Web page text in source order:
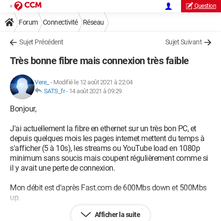
Question
Forum Connectivité Réseau
Sujet Précédent Sujet Suivant
Très bonne fibre mais connexion très faible
Vere_ - Modifié le 12 août 2021 à 22:04
SATS_fr- 14 août 2021 à 09:29
Bonjour,
J'ai actuellement la fibre en ethernet sur un très bon PC, et
depuis quelques mois les pages internet mettent du temps à
s'afficher (5 à 10s), les streams ou YouTube load en 1080p
minimum sans soucis mais coupent régulièrement comme si
il y avait une perte de connexion.
Mon débit est d'après Fast.com de 600Mbs down et 500Mbs
up.
J'ai pour l'instant tenté de :Afficher la suite